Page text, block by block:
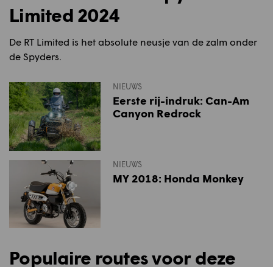
Limited 2024
De RT Limited is het absolute neusje van de zalm onder
de Spyders.
NIEUWS
Eerste rij-indruk: Can-Am
Canyon Redrock
NIEUWS
MY 2018: Honda Monkey
Populaire routes voor deze